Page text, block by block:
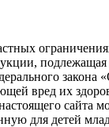
подлежащая
закона
вред их
сайта
для детей